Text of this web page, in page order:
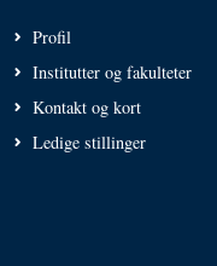
Profil
Institutter og fakulteter
Kontakt og kort
Ledige stillinger